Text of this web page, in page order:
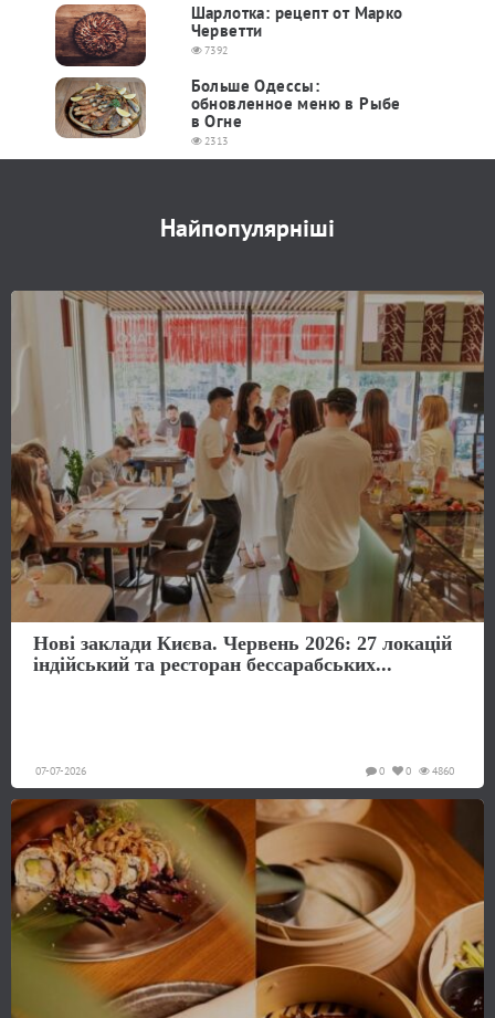
Шарлотка: рецепт от Марко
Черветти
7392
Больше Одессы:
обновленное меню в Рыбе
в Огне
2313
Найпопулярніші
Нові заклади Києва. Червень 2026: 27 локацій
індійський та ресторан бессарабських...
07-07-2026 4860
0
0